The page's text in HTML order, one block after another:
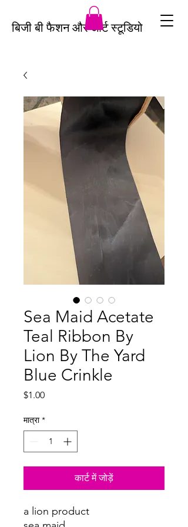
बिजी बी फैशन और आर्ट स्टूडियो
Sea Maid Acetate
Teal Ribbon By
Lion By The Yard
Blue Crinkle
$1.00मूल्य
मात्रा *
कार्ट में जोड़ें
a lion product